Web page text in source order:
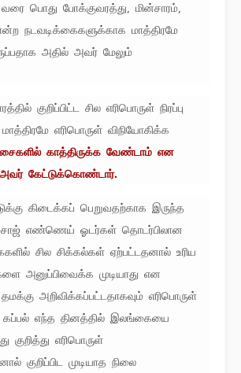
பொது போக்குவரத்து, மின்சாரம்,
நடவடிக்கைகளுக்காக மாத்திரமே
அதில் அவர் மேலும்
குறிப்பிட்ட சில எரிபொருள் நிரப்பு
எரிபொருள் விநியோகிக்க
காத்திருக்க வேண்டாம் என
கேட்டுக்கொண்டார்.
கிடைக்கப் பெறுவதற்காக இருந்த
எண்ணெய் ஓடர்கள் தொடர்பிலான
சில சிக்கல்கள் ஏற்பட்டதனால் உரிய
அனுப்பிவைக்க முடியாது என
அறிவிக்கப்பட்டதாகவும் எரிபொருள்
கப்பல் எந்த தினத்தில் இலங்கையை
குறித்து எரிபொருள்
குறிப்பிட முடியாத நிலை